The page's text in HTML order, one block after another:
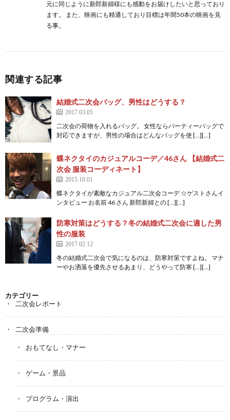
元に同じように新郎新婦様にも感動をお届けしたいと思っており
ます。 また、映画にも精通しており目標は年間50本の映画を見
る事。
関連する記事
結婚式二次会バッグ、男性はどうする？
2017.03.05
二次会の荷物を入れるバッグ。 女性ならパーティーバッグで
対応できますが、男性の場合はどんなバッグを使 […][…]
蝶ネクタイのカジュアルコーデ／46さん 【結婚式二
次会 服装コーディネート】
2015.10.01
蝶ネクタイが素敵なカジュアル二次会コーデ ☆ゲストさんイ
ンタビュー お名前 46 さん 新郎新婦との […][…]
防寒対策はどうする？冬の結婚式二次会に適した男
性の服装
2017.02.12
冬の結婚式二次会で気になるのは、防寒対策ですよね。 マナ
ーやお洒落を優先させるあまり、どうやって防寒 […][…]
カテゴリー
二次会レポート
二次会準備
おもてなし・マナー
ゲーム・景品
プログラム・演出